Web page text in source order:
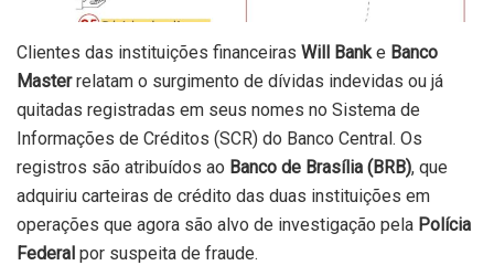
Clientes das instituições financeiras Will Bank e Banco
Masterrelatam o surgimento de dívidas indevidas ou já
quitadas registradas em seus nomes no Sistema de
Informações de Créditos (SCR) do Banco Central. Os
registros são atribuídos ao Banco de Brasília (BRB), que
adquiriu carteiras de crédito das duas instituições em
operações que agora são alvo de investigação pela Polícia
Federal por suspeita de fraude.